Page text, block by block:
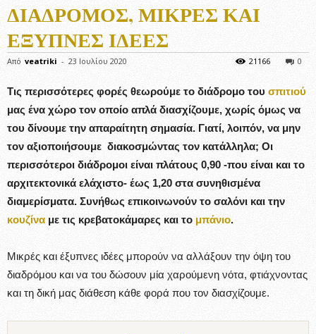
ΔΙΆΔΡΟΜΟΣ, ΜΙΚΡΈΣ ΚΑΙ
ΈΞΥΠΝΕΣ ΙΔΈΕΣ
Από veatriki - 23 Ιουλίου 2020 0
21166
Τις περισσότερες φορές θεωρούμε το διάδρομο του σπιτιού
μας ένα χώρο τον οποίο απλά διασχίζουμε, χωρίς όμως να
του δίνουμε την απαραίτητη σημασία. Γιατί, λοιπόν, να μην
τον αξιοποιήσουμε διακοσμώντας τον κατάλληλα; Οι
περισσότεροι διάδρομοι είναι πλάτους 0,90 -που είναι και το
αρχιτεκτονικά ελάχιστο- έως 1,20 στα συνηθισμένα
διαμερίσματα. Συνήθως επικοινωνούν το σαλόνι και την
κουζίνα με τις κρεβατοκάμαρες και το μπάνιο.
Μικρές και έξυπνες ιδέες μπορούν να αλλάξουν την όψη του
διαδρόμου και να του δώσουν μία χαρούμενη νότα, φτιάχνοντας
και τη δική μας διάθεση κάθε φορά που τον διασχίζουμε.